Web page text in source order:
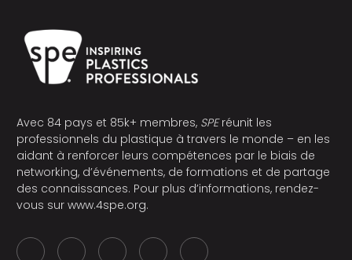
Avec 84 pays et 85k+ membres, SPEréunit les
professionnels du plastique à travers le monde – en les
aidant à renforcer leurs compétences par le biais de
networking, d’événements, de formations et de partage
des connaissances. Pour plus d’informations, rendez-
vous sur www.4spe.org.